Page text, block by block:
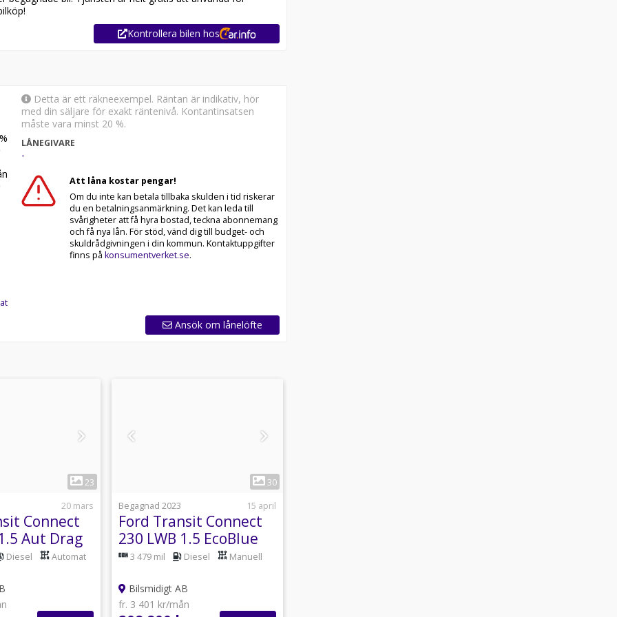
våra bilar. Passa på att reservera denna transportbil
faktura
månader
Nordea Finans
Kontrollera bilen hos
%
Detta är ett räkneexempel. Räntan är indikativ, hör
med din säljare för exakt räntenivå. Kontantinsatsen
måste vara minst 20 %.
LÅNEGIVARE
-
Att låna kostar pengar!
Om du inte kan betala tillbaka skulden i tid riskerar
du en betalningsanmärkning. Det kan leda till
svårigheter att få hyra bostad, teckna abonnemang
och få nya lån. För stöd, vänd dig till budget- och
skuldrådgivningen i din kommun. Kontaktuppgifter
finns på konsumentverket.se.
Ansök om lånelöfte
23
20 mars
Connect
Aut Drag
P-Sens
Diesel Automat
30
Begagnad 2023
15 april
Ford Transit Connect
230 LWB 1.5 EcoBlue
Drag 3-sits Kamera P-
3 479 mil Diesel Manuell
Bilsmidigt AB
fr. 3 401 kr/mån